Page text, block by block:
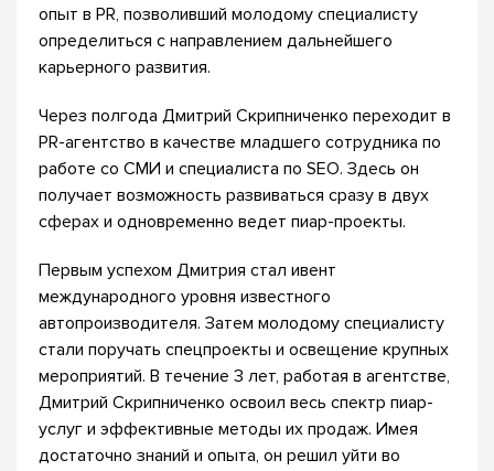
опыт в PR, позволивший молодому специалисту
определиться с направлением дальнейшего
карьерного развития.
Через полгода Дмитрий Скрипниченко переходит в
PR-агентство в качестве младшего сотрудника по
работе со СМИ и специалиста по SEO. Здесь он
получает возможность развиваться сразу в двух
сферах и одновременно ведет пиар-проекты.
Первым успехом Дмитрия стал ивент
международного уровня известного
автопроизводителя. Затем молодому специалисту
стали поручать спецпроекты и освещение крупных
мероприятий. В течение 3 лет, работая в агентстве,
Дмитрий Скрипниченко освоил весь спектр пиар-
услуг и эффективные методы их продаж. Имея
достаточно знаний и опыта, он решил уйти во